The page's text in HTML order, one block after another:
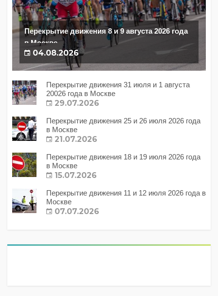
Перекрытие движения 8 и 9 августа 2026 года
в Москве
04.08.2026
Перекрытие движения 31 июля и 1 августа
20026 года в Москве
29.07.2026
Перекрытие движения 25 и 26 июля 2026 года
в Москве
21.07.2026
Перекрытие движения 18 и 19 июля 2026 года
в Москве
15.07.2026
Перекрытие движения 11 и 12 июля 2026 года в
Москве
07.07.2026